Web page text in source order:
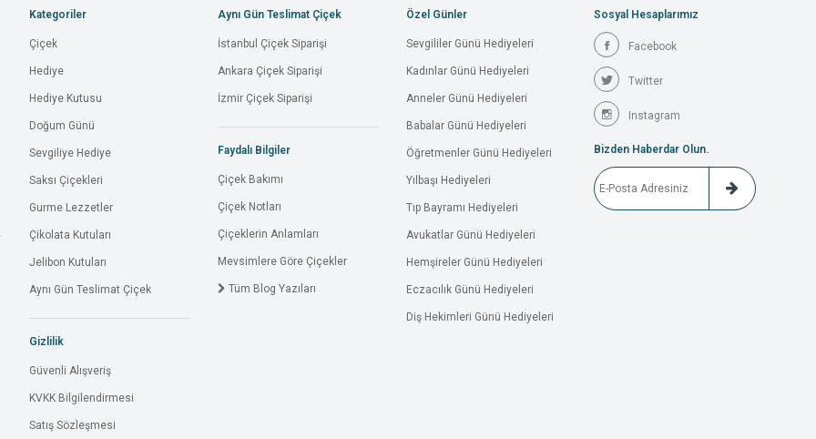
Kategoriler
Çiçek
Hediye
Hediye Kutusu
Doğum Günü
Sevgiliye Hediye
Saksı Çiçekleri
Gurme Lezzetler
Çikolata Kutuları
Jelibon Kutuları
Aynı Gün Teslimat Çiçek
Gizlilik
Güvenli Alışveriş
KVKK Bilgilendirmesi
Satış Sözleşmesi
Aynı Gün Teslimat Çiçek
İstanbul Çiçek Siparişi
Ankara Çiçek Siparişi
İzmir Çiçek Siparişi
Faydalı Bilgiler
Çiçek Bakımı
Çiçek Notları
Çiçeklerin Anlamları
Mevsimlere Göre Çiçekler
Tüm Blog Yazıları
Özel Günler
Sevgililer Günü Hediyeleri
Kadınlar Günü Hediyeleri
Anneler Günü Hediyeleri
Babalar Günü Hediyeleri
Öğretmenler Günü Hediyeleri
Yılbaşı Hediyeleri
Tıp Bayramı Hediyeleri
Avukatlar Günü Hediyeleri
Hemşireler Günü Hediyeleri
Eczacılık Günü Hediyeleri
Diş Hekimleri Günü Hediyeleri
Sosyal Hesaplarımız
Facebook
Twitter
Instagram
Bizden Haberdar Olun.